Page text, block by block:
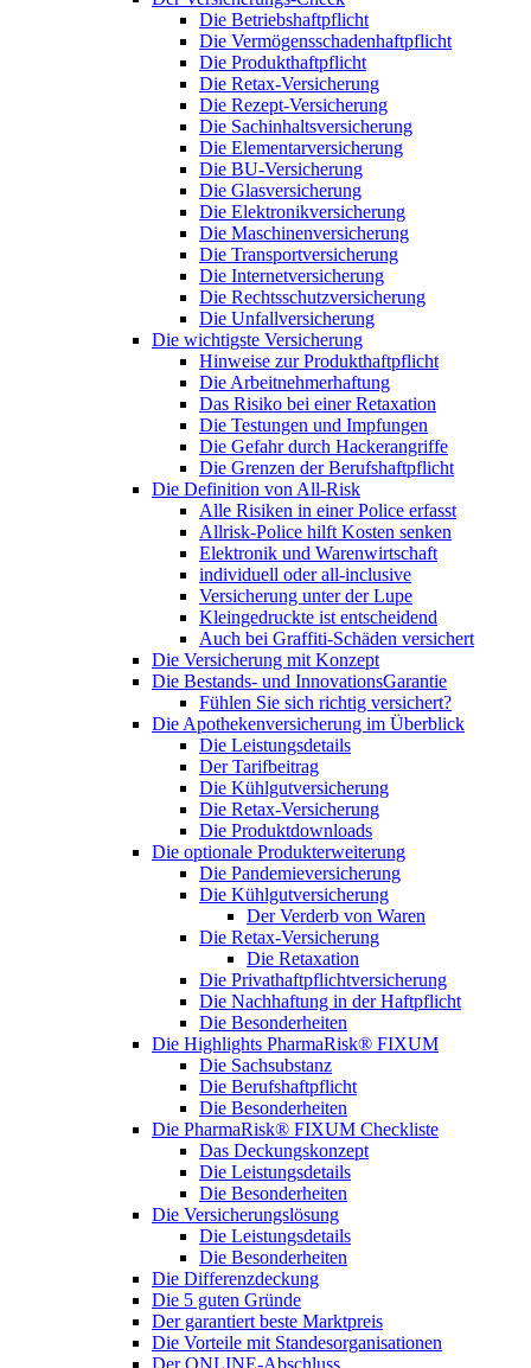
Die Betriebshaftpflicht
Die Vermögensschadenhaftpflicht
Die Produkthaftpflicht
Die Retax-Versicherung
Die Rezept-Versicherung
Die Sachinhaltsversicherung
Die Elementarversicherung
Die BU-Versicherung
Die Glasversicherung
Die Elektronikversicherung
Die Maschinenversicherung
Die Transportversicherung
Die Internetversicherung
Die Rechtsschutzversicherung
Die Unfallversicherung
Die wichtigste Versicherung
Hinweise zur Produkthaftpflicht
Die Arbeitnehmerhaftung
Das Risiko bei einer Retaxation
Die Testungen und Impfungen
Die Gefahr durch Hackerangriffe
Die Grenzen der Berufshaftpflicht
Die Definition von All-Risk
Alle Risiken in einer Police erfasst
Allrisk-Police hilft Kosten senken
Elektronik und Warenwirtschaft
individuell oder all-inclusive
Versicherung unter der Lupe
Kleingedruckte ist entscheidend
Auch bei Graffiti-Schäden versichert
Die Versicherung mit Konzept
Die Bestands- und InnovationsGarantie
Fühlen Sie sich richtig versichert?
Die Apothekenversicherung im Überblick
Die Leistungsdetails
Der Tarifbeitrag
Die Kühlgutversicherung
Die Retax-Versicherung
Die Produktdownloads
Die optionale Produkterweiterung
Die Pandemieversicherung
Die Kühlgutversicherung
Der Verderb von Waren
Die Retax-Versicherung
Die Retaxation
Die Privathaftpflichtversicherung
Die Nachhaftung in der Haftpflicht
Die Besonderheiten
Die Highlights PharmaRisk® FIXUM
Die Sachsubstanz
Die Berufshaftpflicht
Die Besonderheiten
Die PharmaRisk® FIXUM Checkliste
Das Deckungskonzept
Die Leistungsdetails
Die Besonderheiten
Die Versicherungslösung
Die Leistungsdetails
Die Besonderheiten
Die Differenzdeckung
Die 5 guten Gründe
Der garantiert beste Marktpreis
Die Vorteile mit Standesorganisationen
Der ONLINE-Abschluss